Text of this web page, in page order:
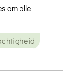
om alle